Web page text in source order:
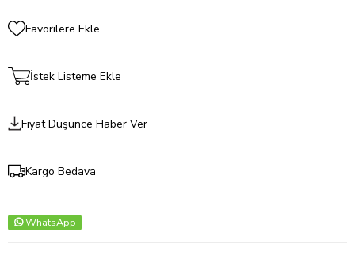
Favorilere Ekle
İstek Listeme Ekle
Fiyat Düşünce Haber Ver
Kargo Bedava
WhatsApp